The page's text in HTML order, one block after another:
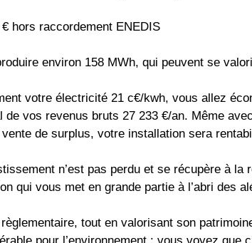
hors raccordement ENEDIS
environ 158 MWh, qui peuvent se
votre électricité 21 c€/kwh, vous allez
vos revenus bruts 27 233 €/an. Même
de surplus, votre installation sera
n’est pas perdu et se récupère à
qui vous met en grande partie à l’abri des
tout en valorisant son